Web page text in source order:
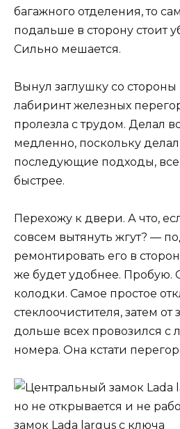
багажного отделения, то
подальше в сторону стоит
Сильно мешается.
Вынул заглушку со стороны
лабиринт железных
пролезла с трудом. Делал
медленно, поскольку
последующие подходы,
быстрее.
Перехожу к двери. А что,
совсем вытянуть жгут? —
ремонтировать его в
же будет удобнее. Пробую.
колодки. Самое простое
стеклоочистителя, затем
дольше всех провозился с
номера. Она кстати